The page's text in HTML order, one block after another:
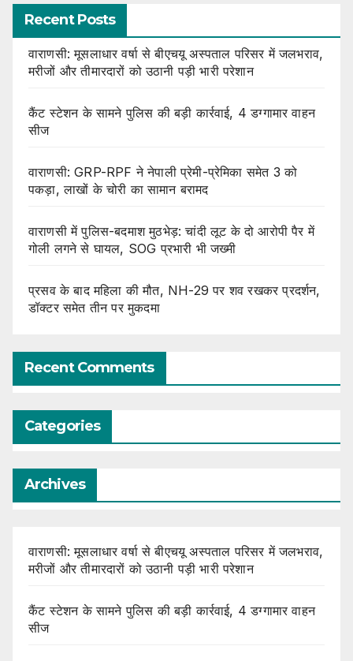
Recent Posts
वाराणसी: मूसलाधार वर्षा से बीएचयू अस्पताल परिसर में जलभराव,
मरीजों और तीमारदारों को उठानी पड़ी भारी परेशान
कैंट स्टेशन के सामने पुलिस की बड़ी कार्रवाई, 4 डग्गामार वाहन
सीज
वाराणसी: GRP-RPF ने नेपाली प्रेमी-प्रेमिका समेत 3 को
पकड़ा, लाखों के चोरी का सामान बरामद
वाराणसी में पुलिस-बदमाश मुठभेड़: चांदी लूट के दो आरोपी पैर में
गोली लगने से घायल, SOG प्रभारी भी जख्मी
प्रसव के बाद महिला की मौत, NH-29 पर शव रखकर प्रदर्शन,
डॉक्टर समेत तीन पर मुकदमा
Recent Comments
Categories
Archives
वाराणसी: मूसलाधार वर्षा से बीएचयू अस्पताल परिसर में जलभराव,
मरीजों और तीमारदारों को उठानी पड़ी भारी परेशान
कैंट स्टेशन के सामने पुलिस की बड़ी कार्रवाई, 4 डग्गामार वाहन
सीज